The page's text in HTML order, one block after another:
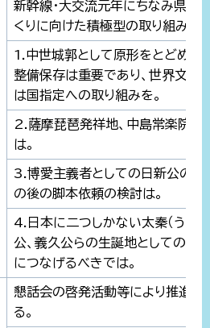
新幹線・大交流元年にちなみ県都
くりに向けた積極型の取り組みを。
1.中世城郭として原形をとどめる
整備保存は重要であり、世界文化
は国指定への取り組みを。
2.薩摩琵琶発祥地、中島常楽院跡
は。
3.博愛主義者としての日新公の大
の後の脚本依頼の検討は。
4.日本に二つしかない太秦（うず
公、義久公らの生誕地としての醸
につなげるべきでは。
懇話会の啓発活動等により推進
る。